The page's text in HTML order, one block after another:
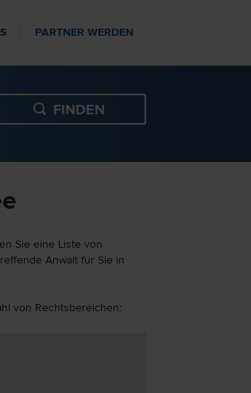
PARTNER WERDEN
Sie eine Liste von
Anwalt für Sie in
von Rechtsbereichen: